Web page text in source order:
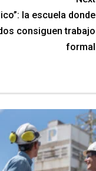
la escuela donde
consiguen trabajo
formal